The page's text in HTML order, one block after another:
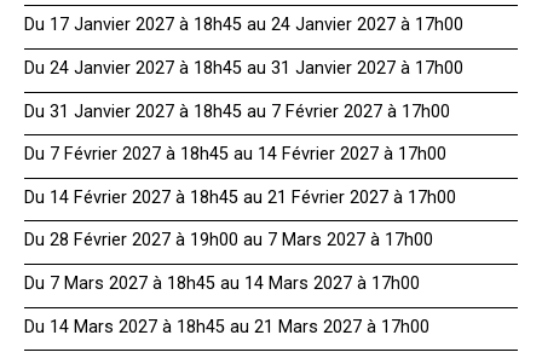
Du 17 Janvier 2027 à 18h45 au 24 Janvier 2027 à 17h00
Du 24 Janvier 2027 à 18h45 au 31 Janvier 2027 à 17h00
Du 31 Janvier 2027 à 18h45 au 7 Février 2027 à 17h00
Du 7 Février 2027 à 18h45 au 14 Février 2027 à 17h00
Du 14 Février 2027 à 18h45 au 21 Février 2027 à 17h00
Du 28 Février 2027 à 19h00 au 7 Mars 2027 à 17h00
Du 7 Mars 2027 à 18h45 au 14 Mars 2027 à 17h00
Du 14 Mars 2027 à 18h45 au 21 Mars 2027 à 17h00